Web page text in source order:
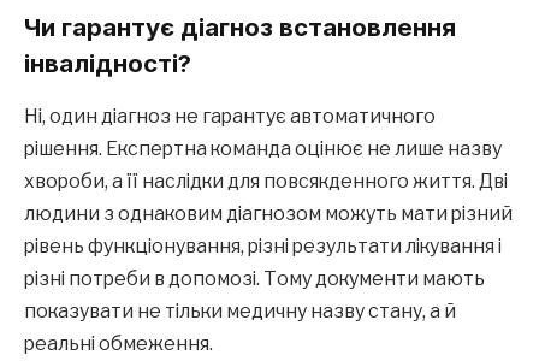
Чи гарантує діагноз встановлення
інвалідності?
Ні, один діагноз не гарантує автоматичного
рішення. Експертна команда оцінює не лише назву
хвороби, а її наслідки для повсякденного життя. Дві
людини з однаковим діагнозом можуть мати різний
рівень функціонування, різні результати лікування і
різні потреби в допомозі. Тому документи мають
показувати не тільки медичну назву стану, а й
реальні обмеження.